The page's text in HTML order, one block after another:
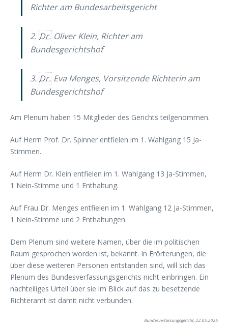
Richter am Bundesarbeitsgericht
2. Dr. Oliver Klein, Richter am
Bundesgerichtshof
3. Dr. Eva Menges, Vorsitzende Richterin am
Bundesgerichtshof
Am Plenum haben 15 Mitglieder des Gerichts teilgenommen.
Auf Herrn Prof. Dr. Spinner entfielen im 1. Wahlgang 15 Ja-
Stimmen.
Auf Herrn Dr. Klein entfielen im 1. Wahlgang 13 Ja-Stimmen,
1 Nein-Stimme und 1 Enthaltung.
Auf Frau Dr. Menges entfielen im 1. Wahlgang 12 Ja-Stimmen,
1 Nein-Stimme und 2 Enthaltungen.
Dem Plenum sind weitere Namen, über die im politischen
Raum gesprochen worden ist, bekannt. In Erörterungen, die
über diese weiteren Personen entstanden sind, will sich das
Plenum des Bundesverfassungsgerichts nicht einbringen. Ein
nachteiliges Urteil über sie im Blick auf das zu besetzende
Richteramt ist damit nicht verbunden.
Bundesverfassungsgericht, 22.05.2025